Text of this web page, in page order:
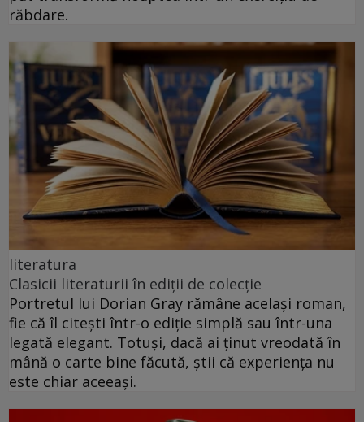
răbdare.
literatura
Clasicii literaturii în ediții de colecție
Portretul lui Dorian Gray rămâne același roman,
fie că îl citești într-o ediție simplă sau într-una
legată elegant. Totuși, dacă ai ținut vreodată în
mână o carte bine făcută, știi că experiența nu
este chiar aceeași.